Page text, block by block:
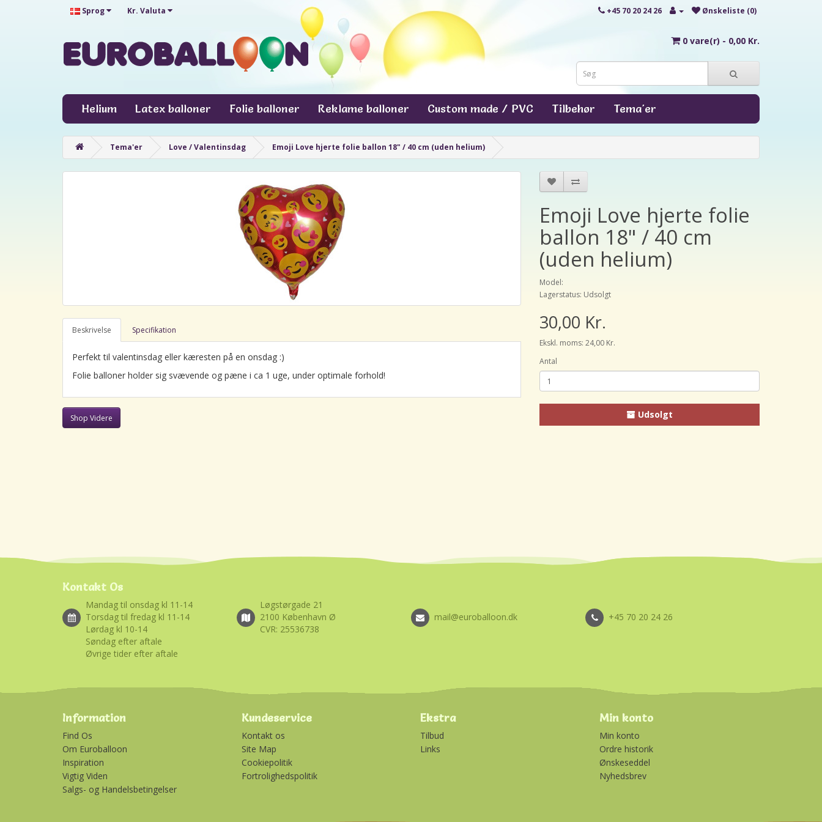
Sprog Kr. Valuta +45 70 20 24 26 Ønskeliste (0)
0 vare(r) - 0,00 Kr.
Helium Latex balloner Folie balloner Reklame balloner Custom made / PVC Tilbehør Tema'er
Tema'er Love / Valentinsdag Emoji Love hjerte folie ballon 18" / 40 cm (uden helium)
Beskrivelse Specifikation
Perfekt til valentinsdag eller kæresten på en onsdag :)
Folie balloner holder sig svævende og pæne i ca 1 uge, under optimale forhold!
Shop Videre
Emoji Love hjerte folie
ballon 18" / 40 cm
(uden helium)
Model:
Lagerstatus: Udsolgt
30,00 Kr.
Ekskl. moms: 24,00 Kr.
Antal
Udsolgt
Kontakt Os
Mandag til onsdag kl 11-14
Torsdag til fredag kl 11-14
Lørdag kl 10-14
Søndag efter aftale
Øvrige tider efter aftale
Løgstørgade 21
2100 København Ø
CVR: 25536738
mail@euroballoon.dk +45 70 20 24 26
Information
Find Os
Om Euroballoon
Inspiration
Vigtig Viden
Salgs- og Handelsbetingelser
Kundeservice
Kontakt os
Site Map
Cookiepolitik
Fortrolighedspolitik
Ekstra
Tilbud
Links
Min konto
Min konto
Ordre historik
Ønskeseddel
Nyhedsbrev